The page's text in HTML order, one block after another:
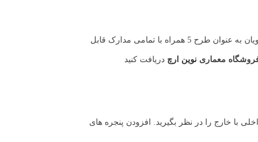
مهمترین پروژه دوره کارشناسی در ترم اخر دانشگاه می باشد که استاد مربوطه طراحی مجتمع مسکونی را با رعایت ضوابط نظام تا پایان ترم از دانشجویان به عنوان طرح 5 همراه با تمامی مدارک قابل
معماری نوین ارچ دریافت کنید
با خارج را در نظر بگیرید. افزودن پنجره های